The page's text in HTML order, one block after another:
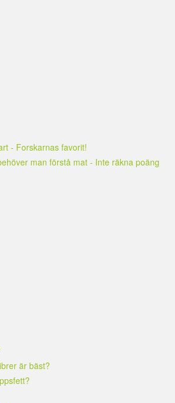
- Forskarnas favorit!
man förstå mat - Inte räkna poäng
är bäst?